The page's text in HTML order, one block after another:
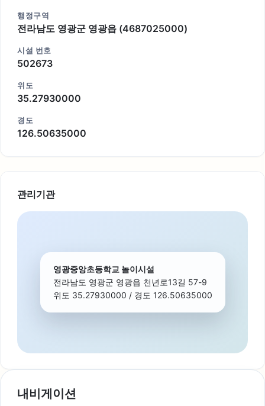
행정구역
전라남도 영광군 영광읍 (4687025000)
시설 번호
502673
위도
35.27930000
경도
126.50635000
관리기관
영광중앙초등학교 놀이시설
전라남도 영광군 영광읍 천년로13길 57-9
위도 35.27930000 / 경도 126.50635000
내비게이션